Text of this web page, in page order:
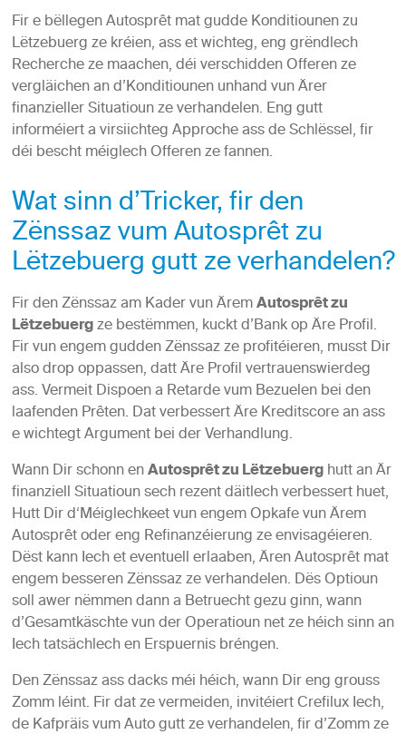
Fir e bëllegen Autosprêt mat gudde Konditiounen zu
Lëtzebuerg ze kréien, ass et wichteg, eng grëndlech
Recherche ze maachen, déi verschidden Offeren ze
vergläichen an d’Konditiounen unhand vun Ärer
finanzieller Situatioun ze verhandelen. Eng gutt
informéiert a virsiichteg Approche ass de Schlëssel, fir
déi bescht méiglech Offeren ze fannen.
Wat sinn d’Tricker, fir den
Zënssaz vum Autosprêt zu
Lëtzebuerg gutt ze verhandelen?
Fir den Zënssaz am Kader vun ÄremAutosprêt zu
Lëtzebuergze bestëmmen, kuckt d’Bank op Äre Profil.
Fir vun engem gudden Zënssaz ze profitéieren, musst Dir
also drop oppassen, datt Äre Profil vertrauenswierdeg
ass. Vermeit Dispoen a Retarde vum Bezuelen bei den
laafenden Prêten. Dat verbessert Äre Kreditscore an ass
e wichtegt Argument bei der Verhandlung.
Wann Dir schonn enAutosprêt zu Lëtzebuerghutt an Är
finanziell Situatioun sech rezent däitlech verbessert huet,
Hutt Dir d‘Méiglechkeet vun engem Opkafe vun Ärem
Autosprêt oder eng Refinanzéierung ze envisagéieren.
Dëst kann Iech et eventuell erlaaben, Ären Autosprêt mat
engem besseren Zënssaz ze verhandelen. Dës Optioun
soll awer nëmmen dann a Betruecht gezu ginn, wann
d’Gesamtkäschte vun der Operatioun net ze héich sinn an
Iech tatsächlech en Erspuernis bréngen.
Den Zënssaz ass dacks méi héich, wann Dir eng grouss
Zomm léint. Fir dat ze vermeiden, invitéiert Crefilux Iech,
de Kafpräis vum Auto gutt ze verhandelen, fir d’Zomm ze